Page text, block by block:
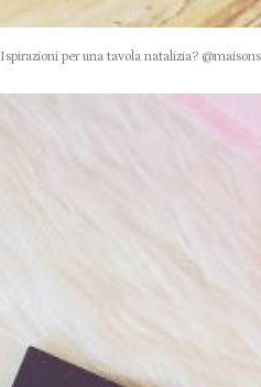
Ispirazioni per una tavola natalizia?